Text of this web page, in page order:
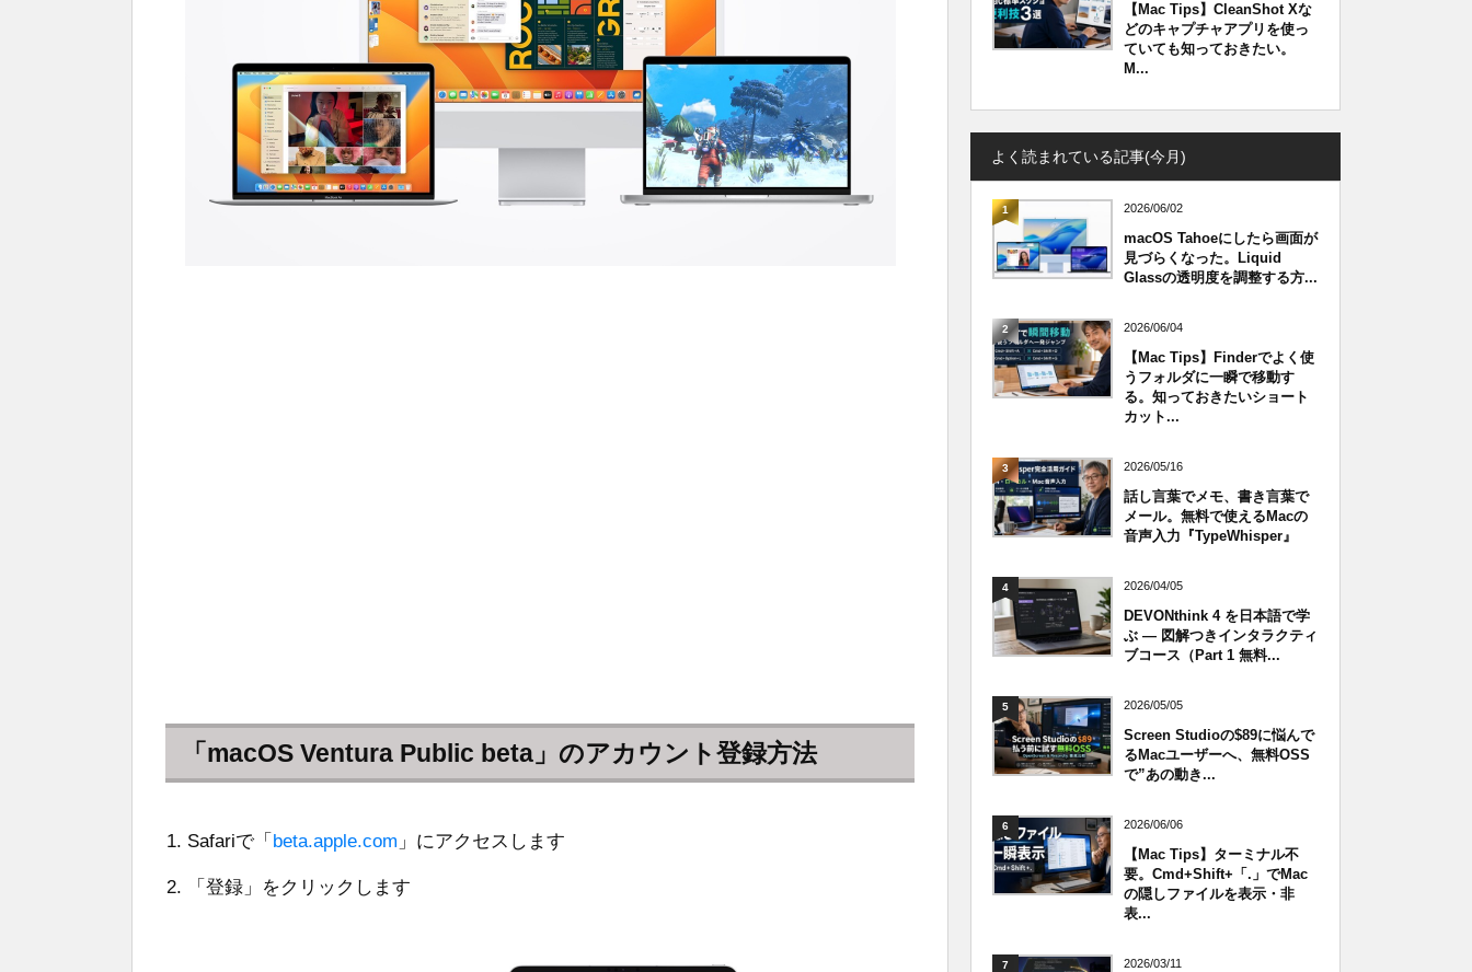
「macOS Ventura Public beta」のアカウント登録方法
Safariで「 beta.apple.com 」にアクセスします
「登録」をクリックします
【Mac Tips】CleanShot Xな
どのキャプチャアプリを使っ
ていても知っておきたい。
M...
よく読まれている記事(今月)
1 2026/06/02
macOS Tahoeにしたら画面が
見づらくなった。Liquid
Glassの透明度を調整する方...
2 2026/06/04
【Mac Tips】Finderでよく使
うフォルダに一瞬で移動す
る。知っておきたいショート
カット...
3 2026/05/16
話し言葉でメモ、書き言葉で
メール。無料で使えるMacの
音声入力『TypeWhisper』
4 2026/04/05
DEVONthink 4 を日本語で学
ぶ — 図解つきインタラクティ
ブコース（Part 1 無料...
5 2026/05/05
Screen Studioの$89に悩んで
るMacユーザーへ、無料OSS
で”あの動き...
6 2026/06/06
【Mac Tips】ターミナル不
要。Cmd+Shift+「.」でMac
の隠しファイルを表示・非
表...
7 2026/03/11